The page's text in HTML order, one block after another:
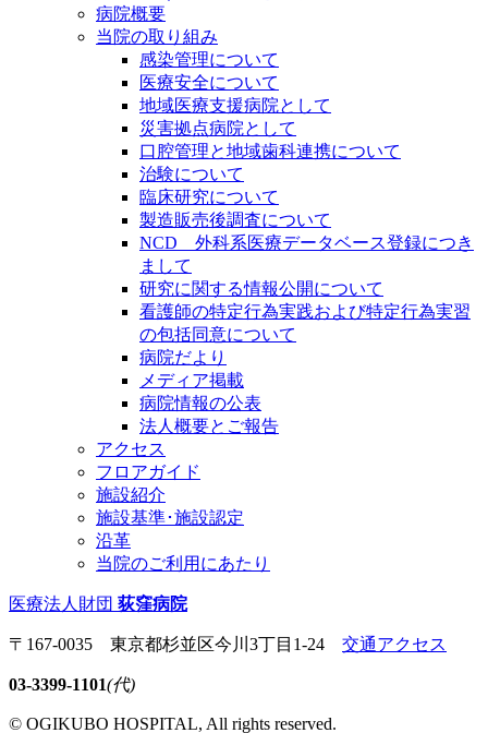
病院概要
当院の取り組み
感染管理について
医療安全について
地域医療支援病院として
災害拠点病院として
口腔管理と地域歯科連携について
治験について
臨床研究について
製造販売後調査について
NCD 外科系医療データベース登録につき
まして
研究に関する情報公開について
看護師の特定行為実践および特定行為実習
の包括同意について
病院だより
メディア掲載
病院情報の公表
法人概要とご報告
アクセス
フロアガイド
施設紹介
施設基準･施設認定
沿革
当院のご利用にあたり
医療法人財団 荻窪病院
〒167-0035 東京都杉並区今川3丁目1-24 交通アクセス
03-3399-1101(代)
© OGIKUBO HOSPITAL, All rights reserved.